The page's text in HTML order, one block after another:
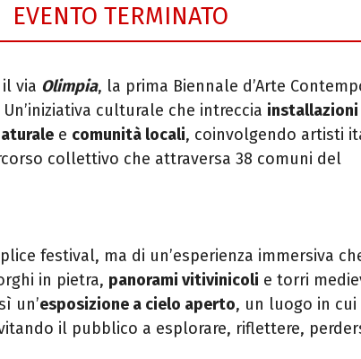
EVENTO TERMINATO
via Olimpia, la prima Biennale d’Arte
culturale che intreccia installazioni
e comunità locali, coinvolgendo artisti
collettivo che attraversa 38 comuni del
festival, ma di un’esperienza immersiva
in pietra, panorami vitivinicoli e torri
un’esposizione a cielo aperto, un luogo in cui
il pubblico a esplorare, riflettere,